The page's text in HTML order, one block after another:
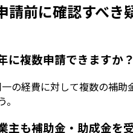
請前に確認すべき
に複数申請できますか
の経費に対して複数の補
主も補助金・助成金を